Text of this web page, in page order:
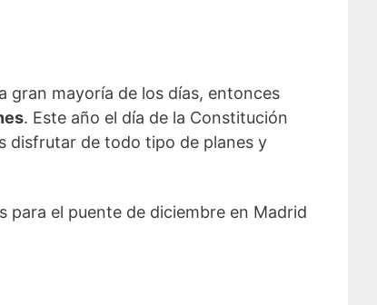
gran mayoría de los días, entonces
. Este año el día de la Constitución
disfrutar de todo tipo de planes y
para el puente de diciembre en Madrid